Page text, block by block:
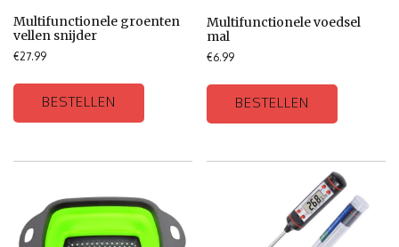
Multifunctionele groenten
vellen snijder
€27.99
BESTELLEN
Multifunctionele voedsel
mal
€6.99
BESTELLEN